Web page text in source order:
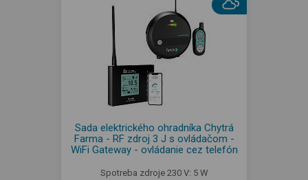
Sada elektrického ohradníka Chytrá
Farma - RF zdroj 3 J s ovládačom -
WiFi Gateway - ovládanie cez telefón
Spotreba zdroje 230 V: 5 W